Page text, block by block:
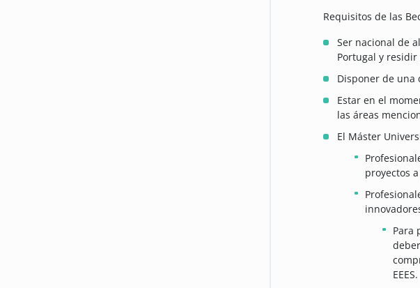
Requisitos de las
Ser nacional de
Portugal y
Disponer de una
Estar en el
las áreas
El Máster
proyectos
Para
EEES.